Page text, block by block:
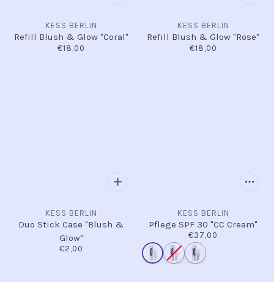
KESS BERLIN
Refill Blush & Glow "Coral"
€18,00
KESS BERLIN
Refill Blush & Glow "Rose"
€18,00
KESS BERLIN
Duo Stick Case "Blush &
Glow"
€2,00
KESS BERLIN
Pflege SPF 30 "CC Cream"
€37,00